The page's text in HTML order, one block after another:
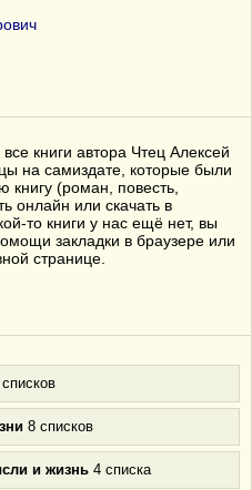
книги автора Чтец Алексей
на самиздате, которые были
(роман, повесть,
онлайн или скачать в
то книги у нас ещё нет, вы
закладки в браузере или
странице.
списков
8 списков
и жизнь 4 списка